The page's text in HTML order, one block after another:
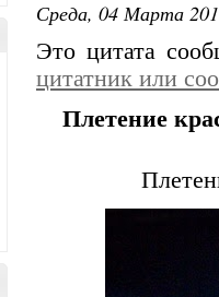
Среда, 04 Марта
Это цитата
цитатник или
Плетение